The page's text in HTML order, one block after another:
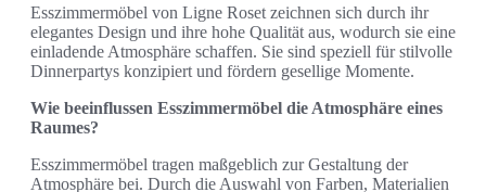
Esszimmermöbel von Ligne Roset zeichnen sich durch ihr
elegantes Design und ihre hohe Qualität aus, wodurch sie eine
einladende Atmosphäre schaffen. Sie sind speziell für stilvolle
Dinnerpartys konzipiert und fördern gesellige Momente.
Wie beeinflussen Esszimmermöbel die Atmosphäre eines
Raumes?
Esszimmermöbel tragen maßgeblich zur Gestaltung der
Atmosphäre bei. Durch die Auswahl von Farben, Materialien